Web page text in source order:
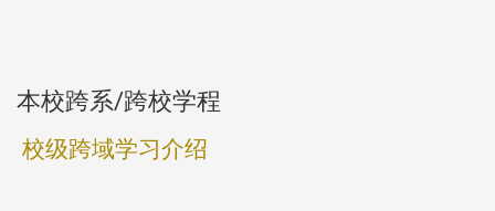
本校跨系/跨校学程
校级跨域学习介绍